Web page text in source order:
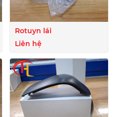
Rotuyn lái
Liên hệ